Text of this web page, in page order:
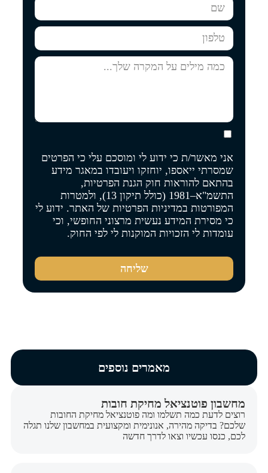
אני מאשר/ת כי ידוע לי ומוסכם עלי כי הפרטים
שמסרתי ייאספו, יוחזקו ויעובדו במאגר מידע
בהתאם להוראות חוק הגנת הפרטיות,
התשמ"א–1981 (כולל תיקון 13), ולמטרות
המפורטות במדיניות הפרטיות של האתר. ידוע לי
כי מסירת המידע נעשית מרצוני החופשי, וכי
עומדות לי הזכויות המוקנות לי לפי החוק.
שליחה
מאמרים נוספים
מחשבון פוטנציאל מחיקת חובות
רוצים לדעת כמה תשלמו ומה פוטנציאל מחיקת החובות
שלכם? בדיקה מהירה, אנונימית ומקצועית במחשבון שלנו תגלה
לכם, כנסו עכשיו וצאו לדרך חדשה